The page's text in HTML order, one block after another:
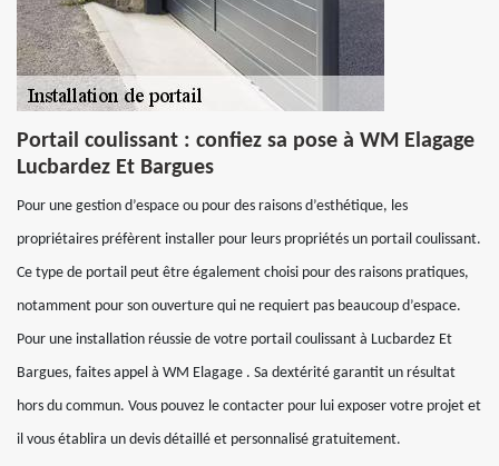
Portail coulissant : confiez sa pose à WM Elagage
Lucbardez Et Bargues
Pour une gestion d’espace ou pour des raisons d’esthétique, les
propriétaires préfèrent installer pour leurs propriétés un portail coulissant.
Ce type de portail peut être également choisi pour des raisons pratiques,
notamment pour son ouverture qui ne requiert pas beaucoup d’espace.
Pour une installation réussie de votre portail coulissant à Lucbardez Et
Bargues, faites appel à WM Elagage . Sa dextérité garantit un résultat
hors du commun. Vous pouvez le contacter pour lui exposer votre projet et
il vous établira un devis détaillé et personnalisé gratuitement.